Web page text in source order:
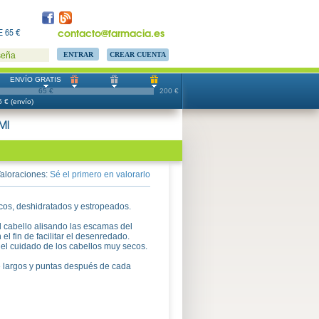
contacto@farmacia.es
65 €
CREAR CUENTA
200 €
ENVÍO GRATIS
65 €
€ (envío)
Sé el primero en valorarlo
deshidratados y estropeados.
alisando las escamas del
fin de facilitar el desenredado.
cuidado de los cabellos muy secos.
y puntas después de cada